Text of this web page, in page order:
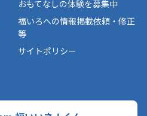
おもてなしの体験を募集中
福いろへの情報掲載依頼・修正
等
サイトポリシー